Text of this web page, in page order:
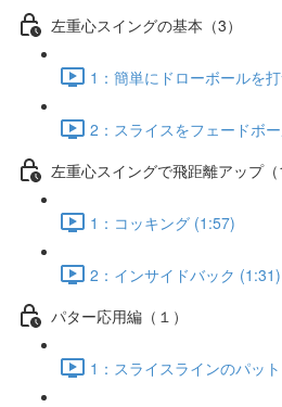
左重心スイングの基本（3）
1：簡単にドローボールを
2：スライスをフェードボ
左重心スイングで飛距離アップ（1
1：コッキング (1:57)
2：インサイドバック (1:31)
パター応用編（１）
1：スライスラインのパッ